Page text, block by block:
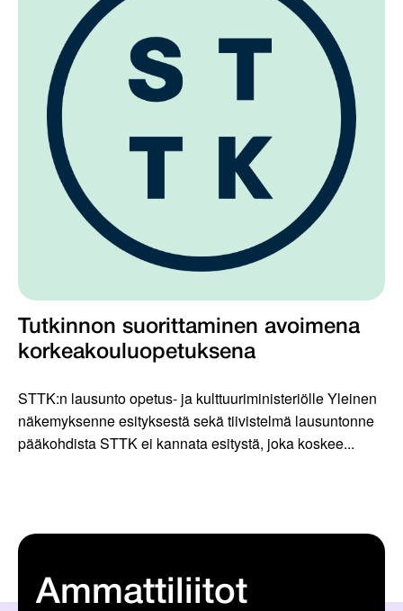
Tutkinnon suorittaminen avoimena
korkeakouluopetuksena
STTK:n lausunto opetus- ja kulttuuriministeriölle Yleinen
näkemyksenne esityksestä sekä tiivistelmä lausuntonne
pääkohdista STTK ei kannata esitystä, joka koskee...
Ammattiliitot